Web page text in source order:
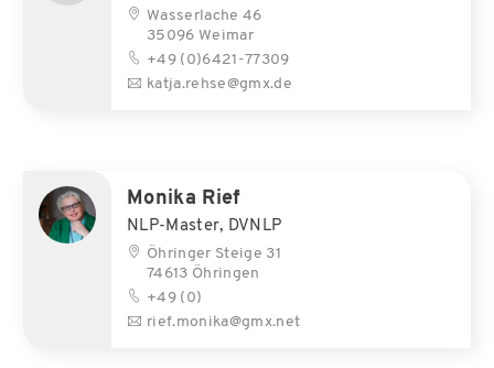
Wasserlache 46
35096 Weimar
+49 (0)6421-77309
katja.rehse@gmx.de
Monika Rief
NLP-Master, DVNLP
Öhringer Steige 31
74613 Öhringen
+49 (0)
rief.monika@gmx.net